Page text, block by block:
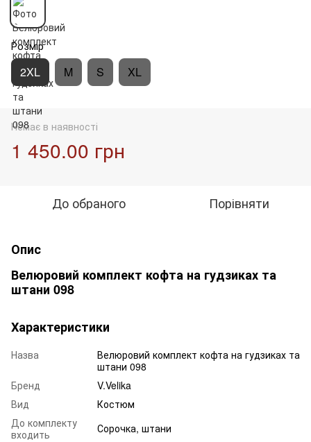
Розмір
2XL M S XL
Немає в наявності
1 450.00 грн
До обраного Порівняти
Опис
Велюровий комплект кофта на гудзиках та
штани 098
Характеристики
Назва
Велюровий комплект кофта на гудзиках та
штани 098
Бренд
V.Velika
Вид
Костюм
До комплекту
входить
Сорочка, штани